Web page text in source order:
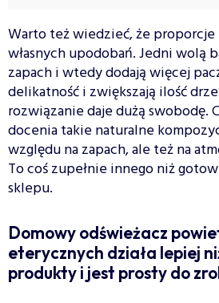
Warto też wiedzieć, że proporcje
własnych upodobań. Jedni wolą
zapach i wtedy dodają więcej
delikatność i zwiększają ilość
rozwiązanie daje dużą swobodę.
docenia takie naturalne
względu na zapach, ale też na
To coś zupełnie innego niż
sklepu.
Domowy odświeżacz
eterycznych działa lepiej
produkty i jest prosty do